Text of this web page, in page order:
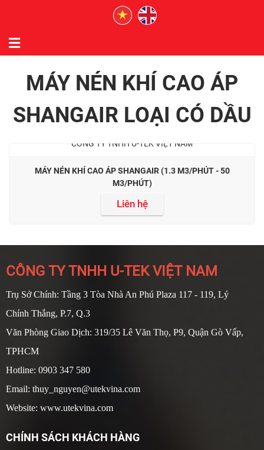
MÁY NÉN KHÍ CAO ÁP
SHANGAIR LOẠI CÓ DẦU
MÁY NÉN KHÍ CAO ÁP SHANGAIR (1.3 M3/PHÚT - 50
M3/PHÚT)
Liên hệ
CÔNG TY TNHH U-TEK VIỆT NAM
Trụ Sở Chính: Tầng 3 Tòa Nhà An Phú Plaza 117 - 119, Lý
Chính Thắng, P.7, Q.3
Văn Phòng Giao Dịch: 319/35 Lê Văn Thọ, P9, Quận Gò Vấp,
TPHCM
Hotline: 0903 347 580
Email: thuy_nguyen@utekvina.com
Website: www.utekvina.com
CHÍNH SÁCH KHÁCH HÀNG